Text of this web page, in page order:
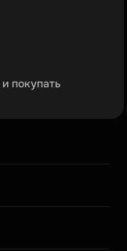
покупать